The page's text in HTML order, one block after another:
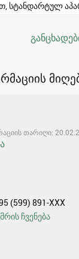
სტანდარტულ
თარიღი:
(599) 891-XXX
ჩვენება